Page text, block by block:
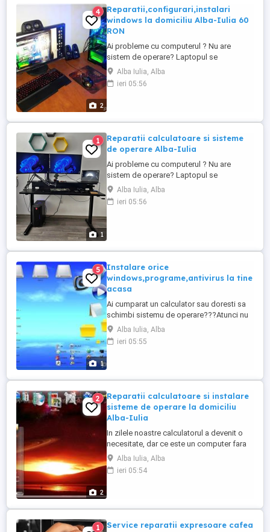
2
4
Reparatii,configurari,instalari
windows la domiciliu Alba-Iulia 60
RON
Ai probleme cu computerul ? Nu are
sistem de operare? Laptopul se
incalzeste, iti da erori si merge greu? Nu
gasesti driverele? Doresti o configuratie
pentru o functionare cat mai rapida si un
problema. Instalez Windows Xp,
Windows ...
Alba Iulia, Alba
ieri 05:56
1
1
Reparatii calculatoare si sisteme
de operare Alba-Iulia
Ai probleme cu computerul ? Nu are
sistem de operare? Laptopul se
incalzeste, iti da errori si merge greu? Nu
gasesti driverele? Doresti configuratii
pentru o functionare cat mai rapida si un
INSTALEZ ...
Alba Iulia, Alba
ieri 05:56
1
5
Instalare orice
windows,programe,antivirus la tine
acasa
Ai cumparat un calculator sau doresti sa
schimbi sistemu de operare???Atunci nu
mai sta pe gand si suna si vom putea
rezolva problemele la calculator sau
laptop in cel mai scurt timp posibil.
7,windows 8.1,windows 10 la domiciliu ...
Alba Iulia, Alba
ieri 05:55
2
2
Reparatii calculatoare si instalare
sisteme de operare la domiciliu
Alba-Iulia
In zilele noastre calculatorul a devenit o
necesitate, dar ce este un computer fara
un sistem de operare? Aici intervin eu si
incerc sa dau o mana de ajutor ajutandu-i
pe clienti si oferindu-le o instalare de
SAU WINDOWS 8.1,WINDOWS ...
Alba Iulia, Alba
ieri 05:54
1
Service reparatii expresoare cafea